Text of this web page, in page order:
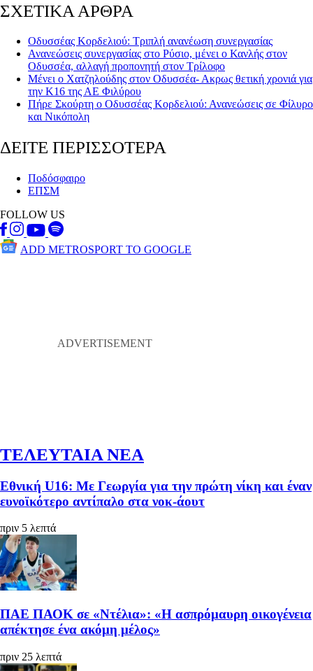
ΣΧΕΤΙΚΑ ΑΡΘΡΑ
Οδυσσέας Κορδελιού: Τριπλή ανανέωση συνεργασίας
Ανανεώσεις συνεργασίας στο Ρύσιο, μένει ο Κανλής στον
Οδυσσέα, αλλαγή προπονητή στον Τρίλοφο
Μένει ο Χατζηλούδης στον Οδυσσέα- Ακρως θετική χρονιά για
την Κ16 της ΑΕ Φιλύρου
Πήρε Σκούρτη ο Οδυσσέας Κορδελιού: Ανανεώσεις σε Φίλυρο
και Νικόπολη
ΔΕΙΤΕ ΠΕΡΙΣΣΟΤΕΡΑ
Ποδόσφαιρο
ΕΠΣΜ
FOLLOW US
ADD METROSPORT TO GOOGLE
ΤΕΛΕΥΤΑΙΑ ΝΕΑ
Εθνική U16: Με Γεωργία για την πρώτη νίκη και έναν
ευνοϊκότερο αντίπαλο στα νοκ-άουτ
πριν 5 λεπτά
ΠΑΕ ΠΑΟΚ σε «Ντέλια»: «Η ασπρόμαυρη οικογένεια
απέκτησε ένα ακόμη μέλος»
πριν 25 λεπτά